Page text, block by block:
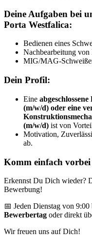
Deine Aufgaben bei
Porta Westfalica:
Bedienen eines
Nachbearbeitung von
MIG/MAG-
Dein Profil:
Eine
(m/w/d) oder eine
(m/w/d) ist von
Motivation,
ab.
Komm einfach
Erkennst Du Dich wieder?
Bewerbung!
📅 Jeden Dienstag von
Bewerbertag oder direkt
Wir freuen uns auf Dich!